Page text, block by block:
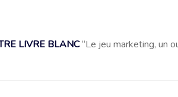
LIVRE BLANC“Le jeu marketing, un